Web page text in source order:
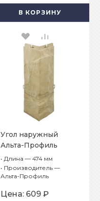
В КОРЗИНУ
Угол наружный
Альта-Профиль
Гранит Уральский
• Длина — 474 мм
• Производитель —
Альта-Профиль
Цена: 609 ₽